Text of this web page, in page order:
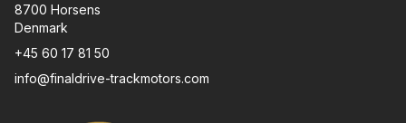
8700 Horsens
Denmark
+45 60 17 81 50
info@finaldrive-trackmotors.com